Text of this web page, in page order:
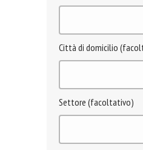
Città di domicilio
Settore (facoltativo)